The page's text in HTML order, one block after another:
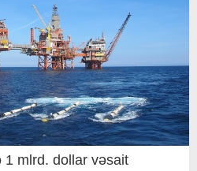
1 mlrd. dollar vəsait